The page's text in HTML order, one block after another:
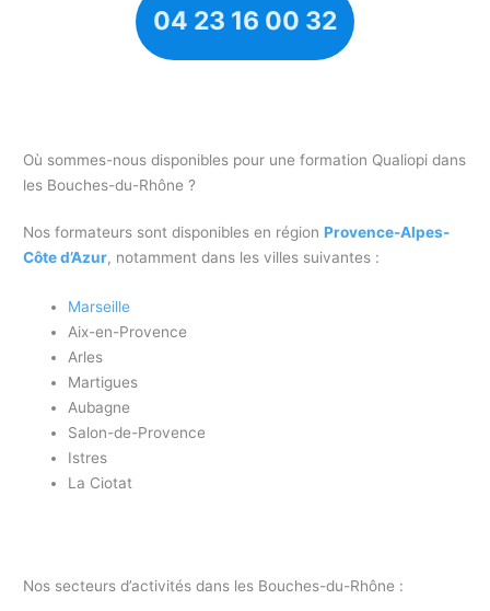
04 23 16 00 32
Où sommes-nous disponibles pour une formation Qualiopi dans
les Bouches-du-Rhône ?
Nos formateurs sont disponibles en régionProvence-Alpes-
Côte d’Azur, notamment dans les villes suivantes :
Marseille
Aix-en-Provence
Arles
Martigues
Aubagne
Salon-de-Provence
Istres
La Ciotat
Nos secteurs d’activités dans les Bouches-du-Rhône :